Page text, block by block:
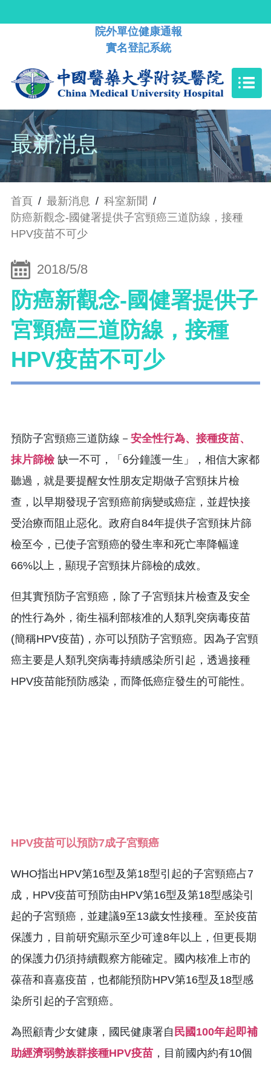
院外單位健康通報
實名登記系統
最新消息
首頁 / 最新消息 / 科室新聞 /
防癌新觀念-國健署提供子宮頸癌三道防線，接種
HPV疫苗不可少
2018/5/8
防癌新觀念-國健署提供子
宮頸癌三道防線，接種
HPV疫苗不可少
預防子宮頸癌三道防線－ 安全性行為、接種疫苗、
抹片篩檢缺一不可，「6分鐘護一生」，相信大家都
聽過，就是要提醒女性朋友定期做子宮頸抹片檢
查，以早期發現子宮頸癌前病變或癌症，並趕快接
受治療而阻止惡化。政府自84年提供子宮頸抹片篩
檢至今，已使子宮頸癌的發生率和死亡率降幅達
66%以上，顯現子宮頸抹片篩檢的成效。
但其實預防子宮頸癌，除了子宮頸抹片檢查及安全
的性行為外，衛生福利部核准的人類乳突病毒疫苗
(簡稱HPV疫苗)，亦可以預防子宮頸癌。因為子宮頸
癌主要是人類乳突病毒持續感染所引起，透過接種
HPV疫苗能預防感染，而降低癌症發生的可能性。
HPV疫苗可以預防7成子宮頸癌
WHO指出HPV第16型及第18型引起的子宮頸癌占7
成，HPV疫苗可預防由HPV第16型及第18型感染引
起的子宮頸癌，並建議9至13歲女性接種。至於疫苗
保護力，目前研究顯示至少可達8年以上，但更長期
的保護力仍須持續觀察方能確定。國內核准上市的
葆蓓和喜嘉疫苗，也都能預防HPV第16型及18型感
染所引起的子宮頸癌。
為照顧青少女健康，國民健康署自 民國100年起即補
助經濟弱勢族群接種HPV疫苗 ，目前國內約有10個